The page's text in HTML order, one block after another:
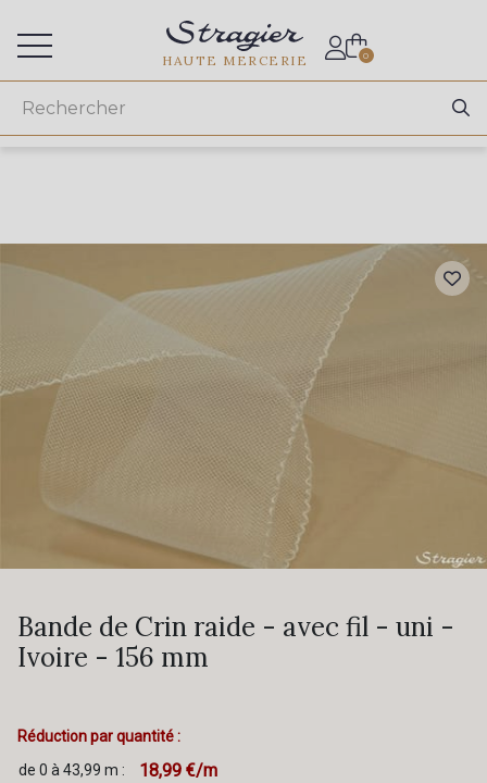
HAUTE MERCERIE 0
Bande de Crin raide - avec fil - uni -
Ivoire - 156 mm
Réduction par quantité :
de 0 à 43,99 m :
18,99 €/m